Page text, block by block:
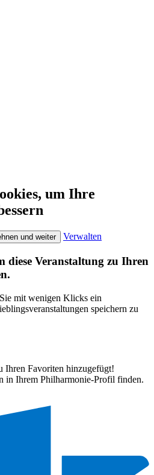
um Ihre
und weiter Verwalten
diese Veranstaltung zu Ihren
mit wenigen Klicks ein
speichern zu
Ihren Favoriten hinzugefügt!
in Ihrem Philharmonie-Profil finden.